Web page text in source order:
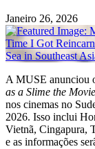
Janeiro 26, 2026
A MUSE anunciou
as a Slime the
nos cinemas no
2026. Isso inclui
Vietnã, Cingapura,
e as informações